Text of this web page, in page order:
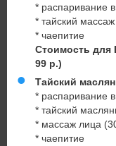
* распаривание
* тайский
* чаепитие
Стоимость для
99 р.)
Тайский
* распаривание
* тайский
* массаж лица
* чаепитие